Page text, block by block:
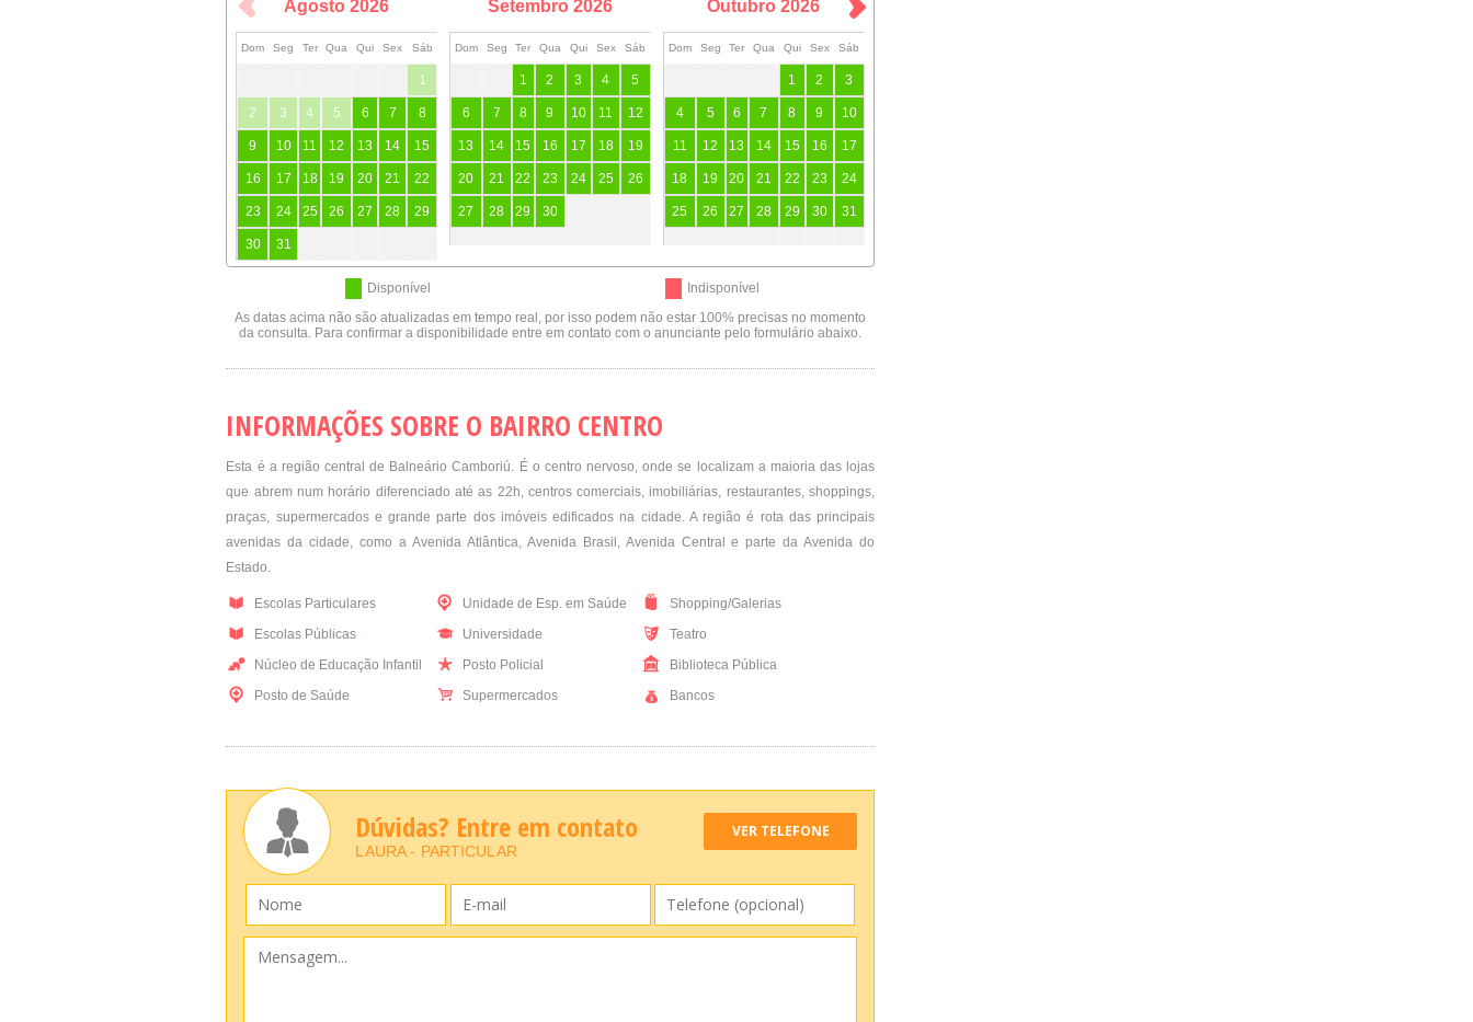
Agosto 2026
Dom Seg Ter Qua Qui Sex Sáb
1
2 3 4 5 6 7 8
9 10 11 12 13 14 15
16 17 18 19 20 21 22
23 24 25 26 27 28 29
30 31
Setembro 2026
Dom Seg Ter Qua Qui Sex Sáb
1 2 3 4 5
6 7 8 9 10 11 12
13 14 15 16 17 18 19
20 21 22 23 24 25 26
27 28 29 30
Outubro 2026
Dom Seg Ter Qua Qui Sex Sáb
1 2 3
4 5 6 7 8 9 10
11 12 13 14 15 16 17
18 19 20 21 22 23 24
25 26 27 28 29 30 31
Disponível
Indisponível
As datas acima não são atualizadas em tempo real, por isso podem não estar 100% precisas no momento
da consulta. Para confirmar a disponibilidade entre em contato com o anunciante pelo formulário abaixo.
INFORMAÇÕES SOBRE O BAIRRO CENTRO
Esta é a região central de Balneário Camboriú. É o centro nervoso, onde se localizam a maioria das lojas
que abrem num horário diferenciado até as 22h, centros comerciais, imobiliárias, restaurantes, shoppings,
praças, supermercados e grande parte dos imóveis edificados na cidade. A região é rota das principais
avenidas da cidade, como a Avenida Atlântica, Avenida Brasil, Avenida Central e parte da Avenida do
Estado.
Escolas Particulares
Escolas Públicas
Núcleo de Educação Infantil
Posto de Saúde
Unidade de Esp. em Saúde
Universidade
Posto Policial
Supermercados
Shopping/Galerias
Teatro
Biblioteca Pública
Bancos
VER TELEFONE
Dúvidas? Entre em contato
LAURA - PARTICULAR